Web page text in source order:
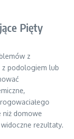
Pięty
z
z podologiem lub
niż domowe
rezultaty.